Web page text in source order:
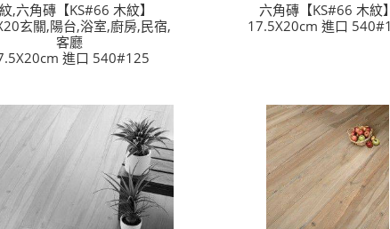
,六角磚【KS#66 木紋】
玄關,陽台,浴室,廚房,民宿,
客廳
進口 540#125
六角磚【KS#66 木紋】
17.5X20cm 進口